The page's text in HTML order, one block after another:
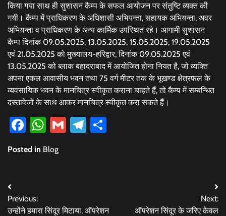
किया गया साथ ही सुशासन कैम्प के सफल आयोजन पर संतुष्टि व्यक्त की
गयी। कैम्प में प्राधिकरण के अधिशासी अभियन्ता, सहायक अभियन्ता, अवर
अभियन्ता व प्राधिकरण के अन्य कार्मिक उपस्थित रहे। आगामी सुशासन
कैम्प दिनांक 09.05.2025, 13.05.2025, 15.05.2025, 19.05.2025
एवं 21.05.2025 को मुख्यालय-हरिद्वार, दिनांक 09.05.2025 एवं
13.05.2025 को ब्लाक बहादराबाद में आयोजित होना नियत है, जो व्यक्ति
अपना एकल आवासीय भवन तथा 75 वर्ग मीटर तक के भूखण्ड क्षेत्रफल के
व्यवसायिक भवन के मानचित्र स्वीकृत कराना चाहते हैं, तो कैम्प में सम्बन्धित
दस्तावेजों के साथ आकर मानचित्र स्वीकृत करा सकते हैं।
Facebook
WhatsApp
GmailTelegram
Posted in Blog
Post
navigation
Previous:
उन्होंने हमारा सिंदूर मिटाया, ऑपरेशन
Next:
ऑपरेशन सिंदूर के जरिए केवल